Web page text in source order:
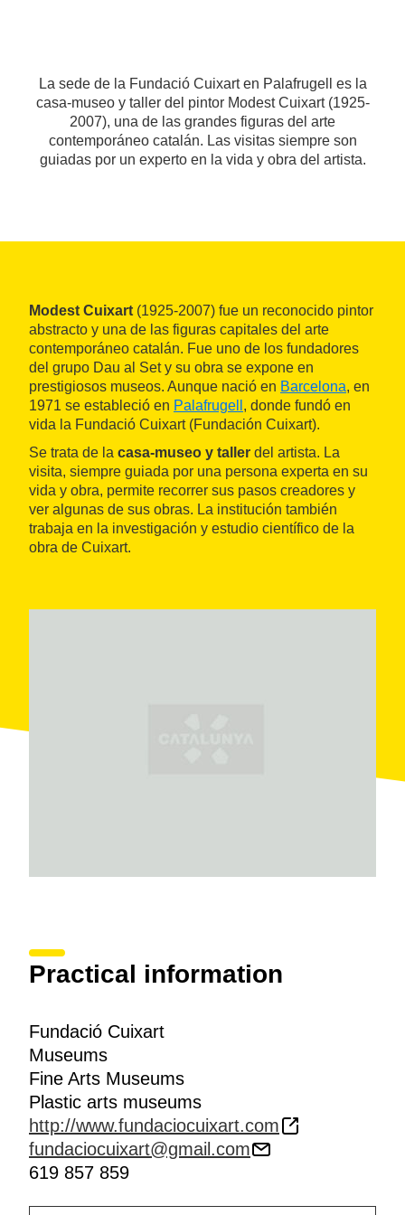
La sede de la Fundació Cuixart en Palafrugell es la
casa-museo y taller del pintor Modest Cuixart (1925-
2007), una de las grandes figuras del arte
contemporáneo catalán. Las visitas siempre son
guiadas por un experto en la vida y obra del artista.
Modest Cuixart (1925-2007) fue un reconocido pintor
abstracto y una de las figuras capitales del arte
contemporáneo catalán. Fue uno de los fundadores
del grupo Dau al Set y su obra se expone en
prestigiosos museos. Aunque nació en Barcelona, en
1971 se estableció en Palafrugell , donde fundó en
vida la Fundació Cuixart (Fundación Cuixart).
Se trata de la casa-museo y taller del artista. La
visita, siempre guiada por una persona experta en su
vida y obra, permite recorrer sus pasos creadores y
ver algunas de sus obras. La institución también
trabaja en la investigación y estudio científico de la
obra de Cuixart.
Practical information
Fundació Cuixart
Museums
Fine Arts Museums
Plastic arts museums
http://www.fundaciocuixart.com
fundaciocuixart@gmail.com
619 857 859